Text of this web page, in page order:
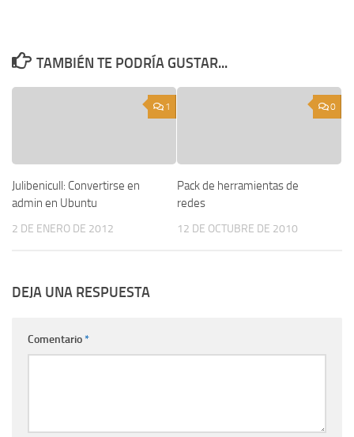
TAMBIÉN TE PODRÍA GUSTAR...
1
Julibenicull: Convertirse en
admin en Ubuntu
2 DE ENERO DE 2012
0
Pack de herramientas de
redes
12 DE OCTUBRE DE 2010
DEJA UNA RESPUESTA
Comentario*